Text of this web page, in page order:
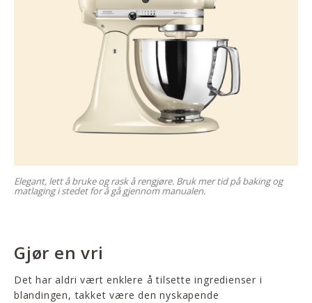
Elegant, lett å bruke og rask å rengjøre. Bruk mer tid på baking og
matlaging i stedet for å gå gjennom manualen.
Gjør en vri
Det har aldri vært enklere å tilsette ingredienser i
blandingen, takket være den nyskapende